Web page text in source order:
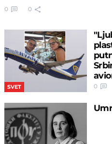
0 0
SVET 0